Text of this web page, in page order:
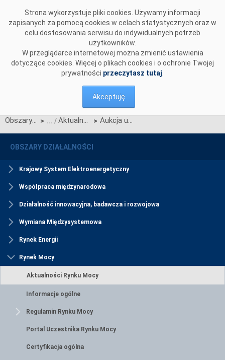
Strona wykorzystuje pliki cookies. Używamy informacji
zapisanych za pomocą cookies w celach statystycznych oraz w
celu dostosowania serwisu do indywidualnych potrzeb
użytkowników.
W przeglądarce internetowej można zmienić ustawienia
dotyczące cookies. Więcej o plikach cookies i o ochronie Twojej
prywatności przeczytasz tutaj
Akceptuję
Obszary działalności > Aktualności Rynku Mocy > Aukcja uzupełniająca na rok 2026 została zakończona
OBSZARY DZIAŁALNOŚCI
Krajowy System Elektroenergetyczny
Współpraca międzynarodowa
Działalność innowacyjna, badawcza i rozwojowa
Wymiana Międzysystemowa
Rynek Energii
Rynek Mocy
Aktualności Rynku Mocy
Informacje ogólne
Regulamin Rynku Mocy
Portal Uczestnika Rynku Mocy
Certyfikacja ogólna